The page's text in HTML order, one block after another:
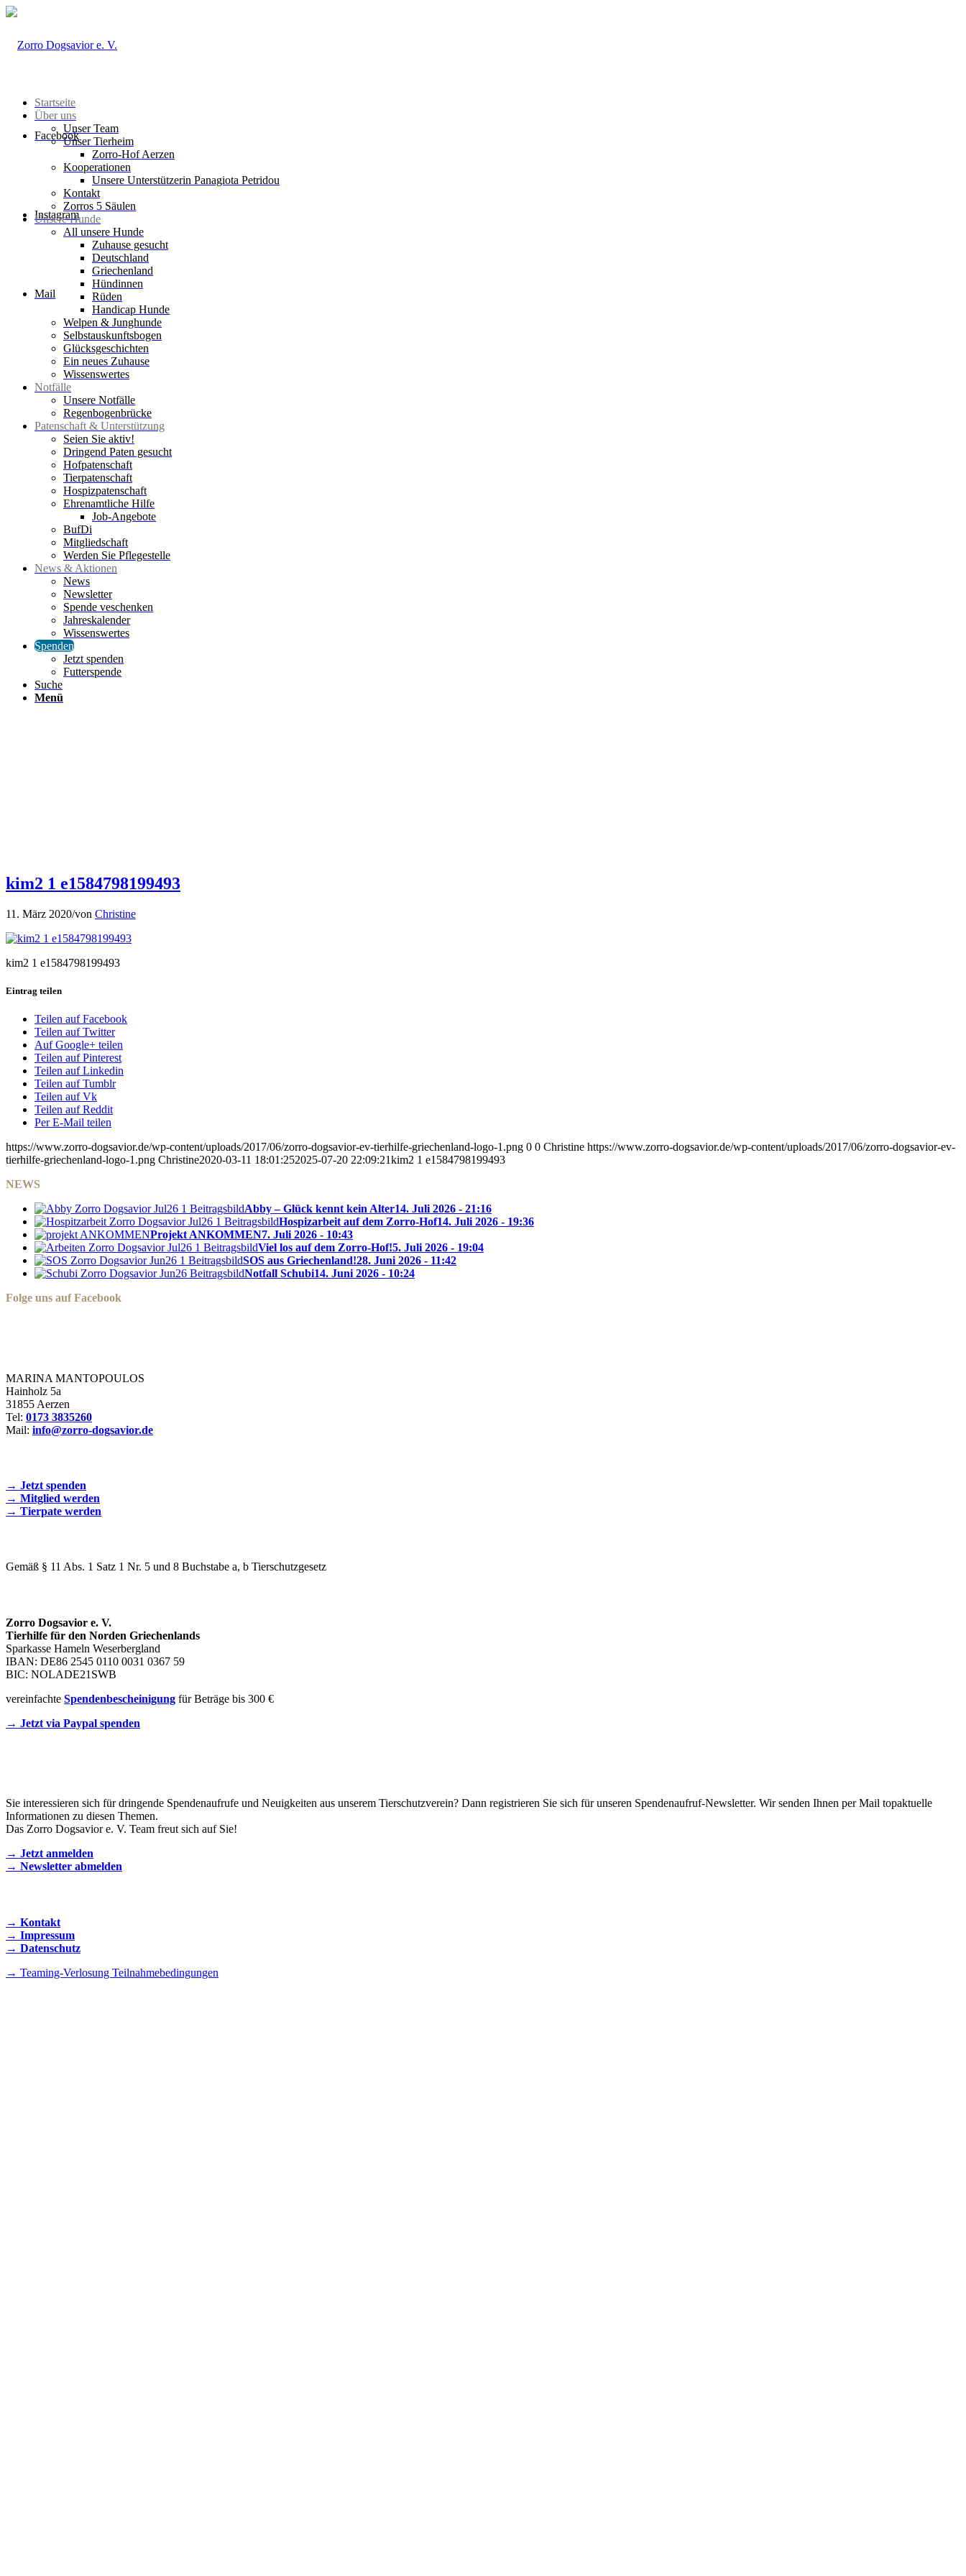
Facebook
Instagram
Mail
Startseite
Über uns
Unser Team
Unser Tierheim
Zorro-Hof Aerzen
Kooperationen
Unsere Unterstützerin Panagiota Petridou
Kontakt
Zorros 5 Säulen
Unsere Hunde
All unsere Hunde
Zuhause gesucht
Deutschland
Griechenland
Hündinnen
Rüden
Handicap Hunde
Welpen & Junghunde
Selbstauskunftsbogen
Glücksgeschichten
Ein neues Zuhause
Wissenswertes
Notfälle
Unsere Notfälle
Regenbogenbrücke
Patenschaft & Unterstützung
Seien Sie aktiv!
Dringend Paten gesucht
Hofpatenschaft
Tierpatenschaft
Hospizpatenschaft
Ehrenamtliche Hilfe
Job-Angebote
BufDi
Mitgliedschaft
Werden Sie Pflegestelle
News & Aktionen
News
Newsletter
Spende veschenken
Jahreskalender
Wissenswertes
Spenden
Jetzt spenden
Futterspende
Suche
Menü
kim2 1 e1584798199493
11. März 2020/von Christine
kim2 1 e1584798199493
Eintrag teilen
Teilen auf Facebook
Teilen auf Twitter
Auf Google+ teilen
Teilen auf Pinterest
Teilen auf Linkedin
Teilen auf Tumblr
Teilen auf Vk
Teilen auf Reddit
Per E-Mail teilen
https://www.zorro-dogsavior.de/wp-content/uploads/2017/06/zorro-dogsavior-ev-tierhilfe-griechenland-logo-1.png 0 0 Christine https://www.zorro-dogsavior.de/wp-content/uploads/2017/06/zorro-dogsavior-ev-
tierhilfe-griechenland-logo-1.png Christine2020-03-11 18:01:252025-07-20 22:09:21kim2 1 e1584798199493
NEWS
Abby – Glück kennt kein Alter14. Juli 2026 - 21:16
Hospizarbeit auf dem Zorro-Hof14. Juli 2026 - 19:36
Projekt ANKOMMEN7. Juli 2026 - 10:43
Viel los auf dem Zorro-Hof!5. Juli 2026 - 19:04
SOS aus Griechenland!28. Juni 2026 - 11:42
Notfall Schubi14. Juni 2026 - 10:24
Folge uns auf Facebook
MARINA MANTOPOULOS
Hainholz 5a
31855 Aerzen
Tel: 0173 3835260
Mail: info@zorro-dogsavior.de
→ Jetzt spenden
→ Mitglied werden
→ Tierpate werden
Gemäß § 11 Abs. 1 Satz 1 Nr. 5 und 8 Buchstabe a, b Tierschutzgesetz
Zorro Dogsavior e. V.
Tierhilfe für den Norden Griechenlands
Sparkasse Hameln Weserbergland
IBAN: DE86 2545 0110 0031 0367 59
BIC: NOLADE21SWB
vereinfachte Spendenbescheinigung für Beträge bis 300 €
→ Jetzt via Paypal spenden
Sie interessieren sich für dringende Spendenaufrufe und Neuigkeiten aus unserem Tierschutzverein? Dann registrieren Sie sich für unseren Spendenaufruf-Newsletter. Wir senden Ihnen per Mail topaktuelle
Informationen zu diesen Themen.
Das Zorro Dogsavior e. V. Team freut sich auf Sie!
→ Jetzt anmelden
→ Newsletter abmelden
→ Kontakt
→ Impressum
→ Datenschutz
→ Teaming-Verlosung Teilnahmebedingungen